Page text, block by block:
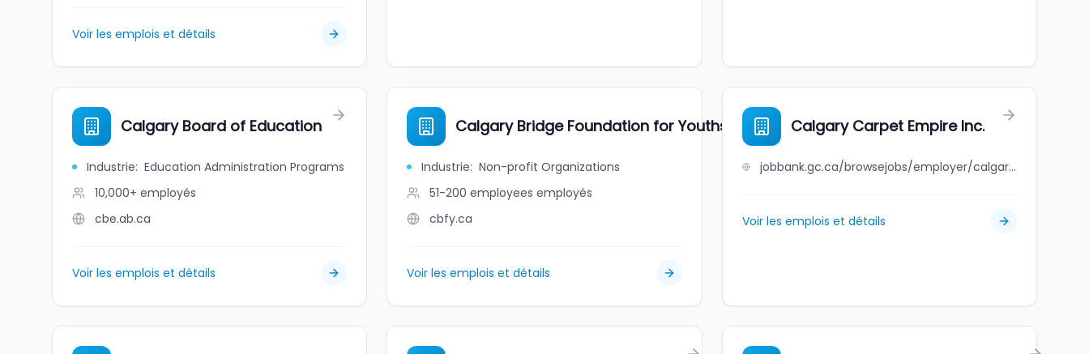
Voir les emplois et détails
Calgary Board of Education
Industrie: Education Administration Programs
10,000+ employés
cbe.ab.ca
Voir les emplois et détails
Calgary Bridge Foundation for Youths, The
Industrie: Non-profit Organizations
51-200 employees employés
cbfy.ca
Voir les emplois et détails
Calgary Carpet Empire Inc.
jobbank.gc.ca/browsejobs/employer/calgary+carpet+empire+inc./ca
Voir les emplois et détails